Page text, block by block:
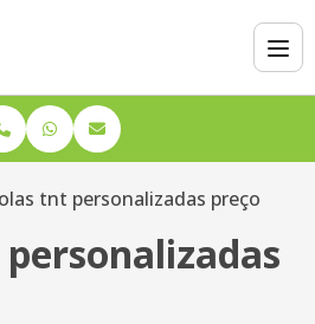
tnt personalizadas preço